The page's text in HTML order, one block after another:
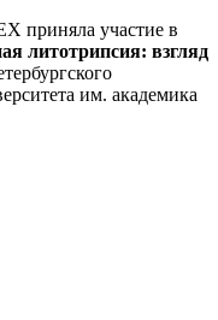
приняла участие в
литотрипсия: взгляд
им. академика